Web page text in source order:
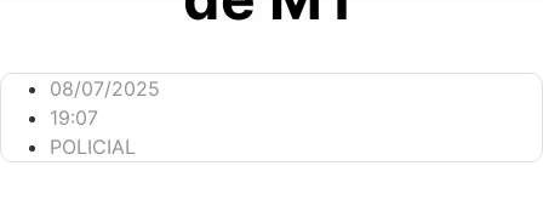
08/07/2025
19:07
POLICIAL